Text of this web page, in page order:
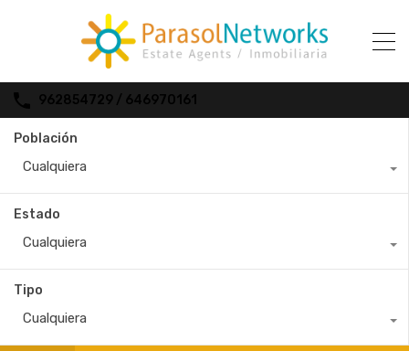
962854729 / 646970161
Población
Cualquiera
Estado
Cualquiera
Tipo
Cualquiera